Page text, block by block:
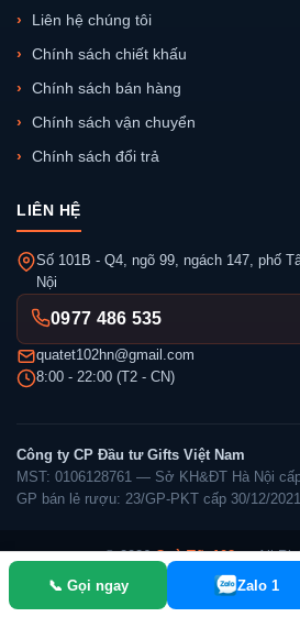
📞 Gọi ngay Zalo 1
Liên hệ chúng tôi
Chính sách chiết khấu
Chính sách bán hàng
Chính sách vận chuyển
Chính sách đổi trả
LIÊN HỆ
Số 101B - Q4, ngõ 99, ngách 147, phố
Nội
0977 486 535
quatet102hn@gmail.com
8:00 - 22:00 (T2 - CN)
Công ty CP Đầu tư Gifts Việt Nam
MST: 0106128761 — Sở KH&ĐT Hà Nội
GP bán lẻ rượu: 23/GP-PKT cấp 30/12/2021
© 2026Quà Tết 102— All
✓ Đã